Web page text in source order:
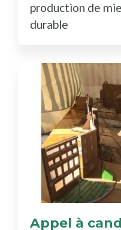
production de
durable
Appel à